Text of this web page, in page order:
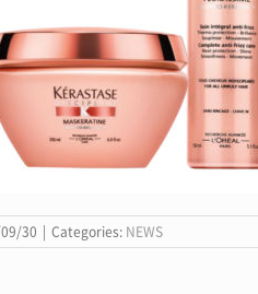
30 Categories: NEWS